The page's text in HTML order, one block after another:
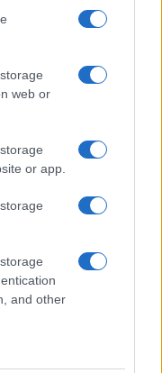
web or
or app.
and other